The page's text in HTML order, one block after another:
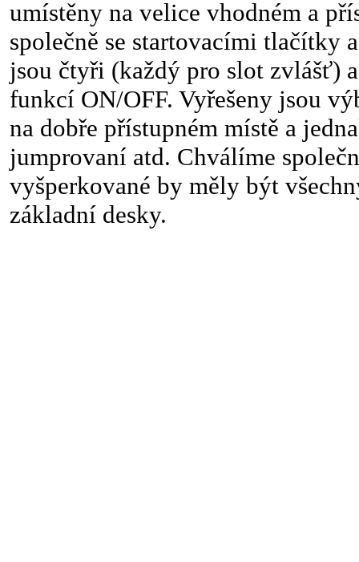
umístěny na velice vhodném a
společně se startovacími tlačítky
jsou čtyři (každý pro slot zvlášť)
funkcí ON/OFF. Vyřešeny jsou
na dobře přístupném místě a
jumprovaní atd. Chválíme
vyšperkované by měly být
základní desky.